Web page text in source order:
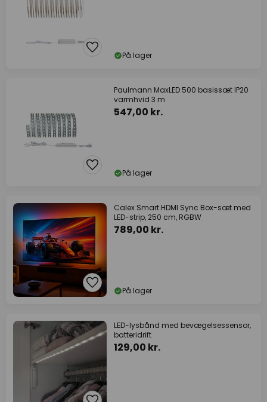
På lager
Paulmann MaxLED 500 basissæt IP20
varmhvid 3 m
547,00 kr.
På lager
Calex Smart HDMI Sync Box-sæt med
LED-strip, 250 cm, RGBW
789,00 kr.
På lager
LED-lysbånd med bevægelsessensor,
batteridrift
129,00 kr.